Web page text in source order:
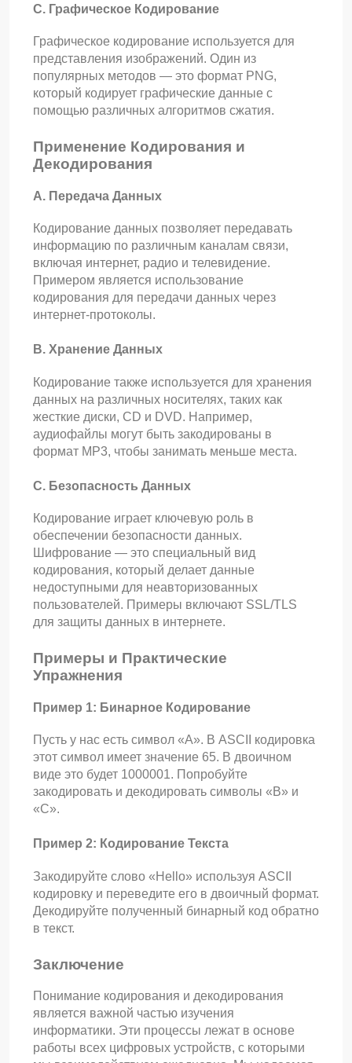
C. Графическое Кодирование
Графическое кодирование используется для
представления изображений. Один из
популярных методов — это формат PNG,
который кодирует графические данные с
помощью различных алгоритмов сжатия.
Применение Кодирования и
Декодирования
А. Передача Данных
Кодирование данных позволяет передавать
информацию по различным каналам связи,
включая интернет, радио и телевидение.
Примером является использование
кодирования для передачи данных через
интернет-протоколы.
B. Хранение Данных
Кодирование также используется для хранения
данных на различных носителях, таких как
жесткие диски, CD и DVD. Например,
аудиофайлы могут быть закодированы в
формат MP3, чтобы занимать меньше места.
C. Безопасность Данных
Кодирование играет ключевую роль в
обеспечении безопасности данных.
Шифрование — это специальный вид
кодирования, который делает данные
недоступными для неавторизованных
пользователей. Примеры включают SSL/TLS
для защиты данных в интернете.
Примеры и Практические
Упражнения
Пример 1: Бинарное Кодирование
Пусть у нас есть символ «A». В ASCII кодировка
этот символ имеет значение 65. В двоичном
виде это будет 1000001. Попробуйте
закодировать и декодировать символы «B» и
«C».
Пример 2: Кодирование Текста
Закодируйте слово «Hello» используя ASCII
кодировку и переведите его в двоичный формат.
Декодируйте полученный бинарный код обратно
в текст.
Заключение
Понимание кодирования и декодирования
является важной частью изучения
информатики. Эти процессы лежат в основе
работы всех цифровых устройств, с которыми